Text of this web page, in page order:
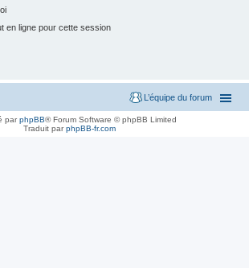
en ligne pour cette session
L’équipe du forum
parphpBB® Forum Software © phpBB Limited
Traduit parphpBB-fr.com